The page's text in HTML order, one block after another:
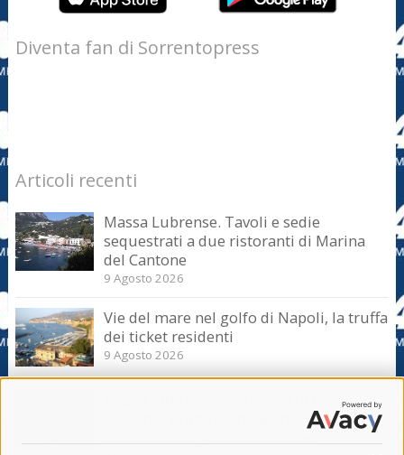
Diventa fan di Sorrentopress
Articoli recenti
Massa Lubrense. Tavoli e sedie
sequestrati a due ristoranti di Marina
del Cantone
9 Agosto 2026
Vie del mare nel golfo di Napoli, la truffa
dei ticket residenti
9 Agosto 2026
Massa Lubrense. Sicurezza in mare
nell’Amp Punta Campanella, incontro